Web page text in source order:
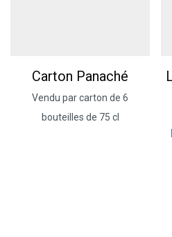
Carton Panaché
Vendu par carton de 6
bouteilles de 75 cl